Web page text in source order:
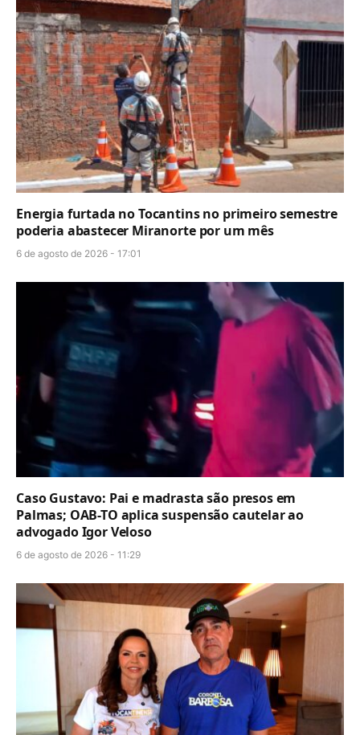
Energia furtada no Tocantins no primeiro semestre
poderia abastecer Miranorte por um mês
6 de agosto de 2026 - 17:01
Caso Gustavo: Pai e madrasta são presos em
Palmas; OAB-TO aplica suspensão cautelar ao
advogado Igor Veloso
6 de agosto de 2026 - 11:29